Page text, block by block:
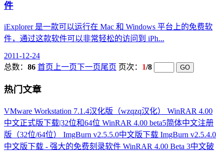
件
iExplorer 是一款可以运行在 Mac 和 Windows 平台上的免费软
件，通过这款软件可以非常轻松的访问到 iPh...
2011-12-24
总数： 86 首页 上一页下一页尾页 页次： 1/8
热门文章
VMware Workstation 7.1.4汉化版（wzqzq汉化）
WinRAR 4.00
中文正式版下载|32位和64位 WinRAR 4.00 beta5简体中文注册
版（32位/64位）
ImgBurn v2.5.5.0中文版下载 ImgBurn v2.5.4.0
中文版下载 - 强大的免费刻录软件 WinRAR 4.00 Beta 3中文破